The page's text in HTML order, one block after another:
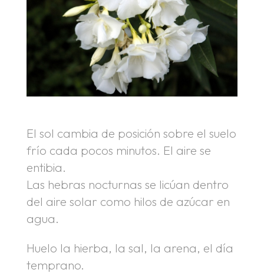
El sol cambia de posición sobre el suelo
frío cada pocos minutos. El aire se
entibia.
Las hebras nocturnas se licúan dentro
del aire solar como hilos de azúcar en
agua.
Huelo la hierba, la sal, la arena, el día
temprano.